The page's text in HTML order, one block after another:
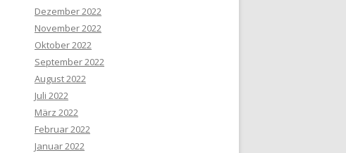
Dezember 2022
November 2022
Oktober 2022
September 2022
August 2022
Juli 2022
März 2022
Februar 2022
Januar 2022